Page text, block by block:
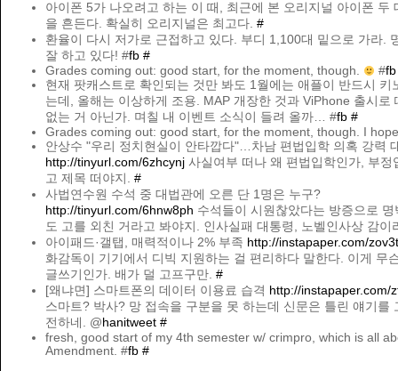
아이폰 5가 나오려고 하는 이 때, 최근에 본 오리지널 아이폰 두
을 흔든다. 확실히 오리지널은 최고다. #
환율이 다시 저가로 근접하고 있다. 부디 1,100대 밑으로 가라.
잘 하고 있다! #fb #
Grades coming out: good start, for the moment, though.
#fb
현재 팟캐스트로 확인되는 것만 봐도 1월에는 애플이 반드시 키
는데, 올해는 이상하게 조용. MAP 개장한 것과 ViPhone 출시로
없는 거 아닌가. 며칠 내 이벤트 소식이 들려 올까… #fb #
Grades coming out: good start, for the moment, though. I
안상수 "우리 정치현실이 안타깝다"…차남 편법입학 의혹 강력
http://tinyurl.com/6zhcynj 사실여부 떠나 왜 편법입학인가, 부정
고 제목 떠야지. #
사법연수원 수석 중 대법관에 오른 단 1명은 누구?
http://tinyurl.com/6hnw8ph 수석들이 시원찮았다는 방증으로 명
도 고를 외친 거라고 봐야지. 인사실패 대통령, 노벨인사상 감이
아이패드·갤탭, 매력적이나 2% 부족 http://instapaper.com/
화감독이 기기에서 디빅 지원하는 걸 편리하다 말한다. 이게 무
글쓰기인가. 배가 덜 고프구만. #
[왜냐면] 스마트폰의 데이터 이용료 습격 http://instapaper.com/
스마트? 박사? 망 접속을 구분을 못 하는데 신문은 틀린 얘기를
전하네. @ hanitweet #
fresh, good start of my 4th semester w/ crimpro, which is all
Amendment. #fb #